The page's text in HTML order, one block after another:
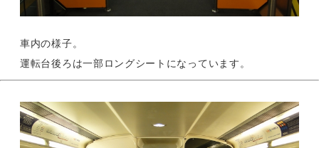
車内の様子。
運転台後ろは一部ロングシートになっています。